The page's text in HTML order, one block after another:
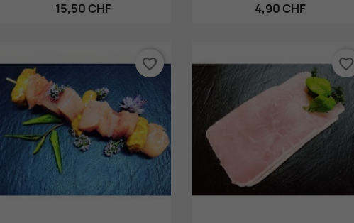
15,50 CHF 4,90 CHF
favorite_border favorite_border